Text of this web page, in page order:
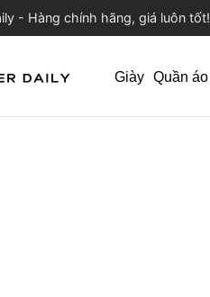
- Hàng chính hãng, giá luôn tốt!
Giày Quần áo